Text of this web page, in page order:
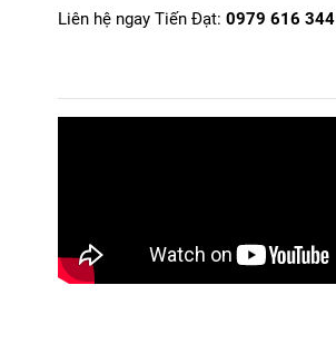
Liên hệ ngay Tiến Đạt: 0979 616 344